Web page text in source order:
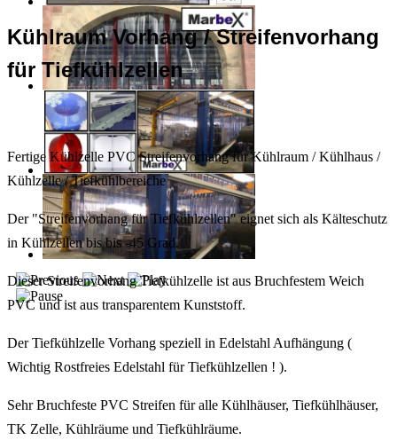
Kühlraum Vorhang / Streifenvorhang
für Tiefkühlzellen
Fertige Kühlzelle PVC Streifenvorhang für Kühlraum / Kühlhaus /
Kühlzelle / Tiefkühlbereiche
Der "Streifenvorhang für Tiefkühlzellen" eignet sich als Kälteschutz
in Kühlzellen bis bis -45 Grad.
Dieser Streifenvorhang Tiefkühlzelle ist aus Bruchfestem Weich
PVC und ist aus transparentem Kunststoff.
Der Tiefkühlzelle Vorhang speziell in Edelstahl Aufhängung (
Wichtig Rostfreies Edelstahl für Tiefkühlzellen ! ).
Sehr Bruchfeste PVC Streifen für alle Kühlhäuser, Tiefkühlhäuser,
TK Zelle, Kühlräume und Tiefkühlräume.